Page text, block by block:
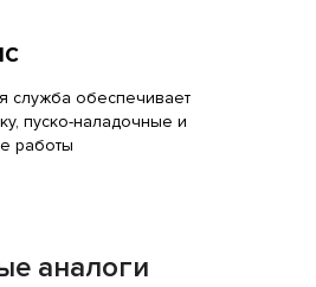
служба обеспечивает
пуско-наладочные и
работы
аналоги